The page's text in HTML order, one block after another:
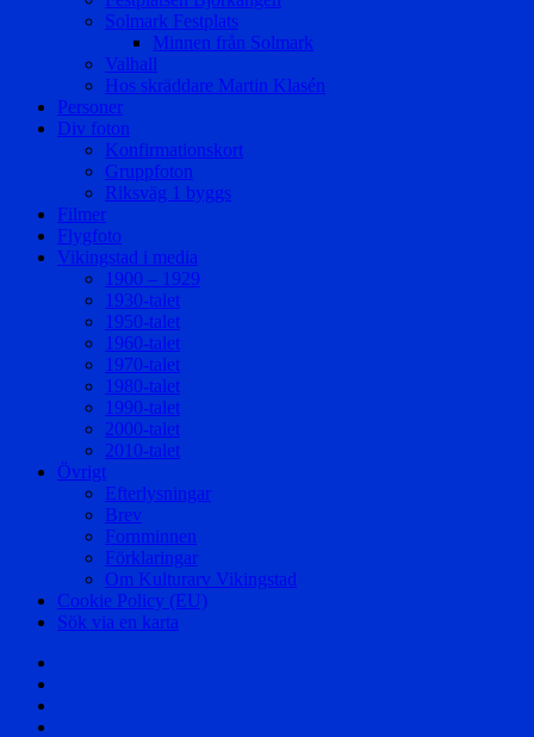
Solmark Festplats
Minnen från Solmark
Valhall
Hos skräddare Martin Klasén
Personer
Div foton
Konfirmationskort
Gruppfoton
Riksväg 1 byggs
Filmer
Flygfoto
Vikingstad i media
1900 – 1929
1930-talet
1950-talet
1960-talet
1970-talet
1980-talet
1990-talet
2000-talet
2010-talet
Övrigt
Efterlysningar
Brev
Fornminnen
Förklaringar
Om Kulturarv Vikingstad
Cookie Policy (EU)
Sök via en karta